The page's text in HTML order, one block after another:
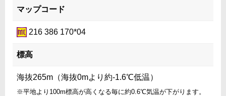
マップコード
216 386 170*04
標高
海抜265m（海抜0mより約-1.6℃低温）
※平地より100m標高が高くなる毎に約0.6℃気温が下がります。